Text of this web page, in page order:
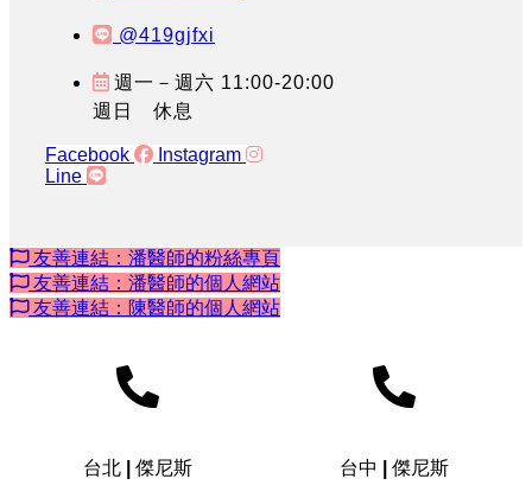
@419gjfxi
週一－週六 11:00-20:00
週日 休息
Facebook
Instagram
Line
友善連結：潘醫師的粉絲專頁
友善連結：潘醫師的個人網站
友善連結：陳醫師的個人網站
台北 | 傑尼斯 台中 | 傑尼斯